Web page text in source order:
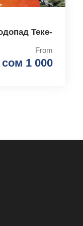
Теке-
From
сом 1 000